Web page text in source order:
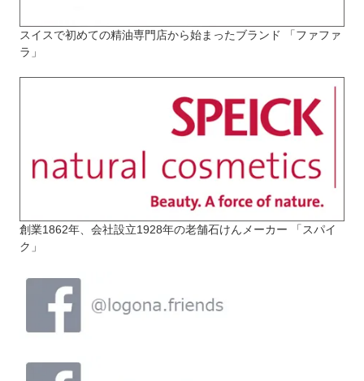
スイスで初めての精油専門店から始まったブランド 「ファファ
ラ」
創業1862年、会社設立1928年の老舗石けんメーカー 「スパイ
ク」